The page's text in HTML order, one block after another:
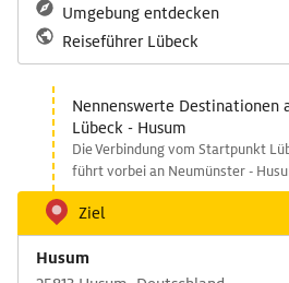
Umgebung entdecken
Reiseführer Lübeck
Nennenswerte Destinationen
Lübeck - Husum
Die Verbindung vom Startpunkt
führt vorbei an Neumünster -
Ziel
Husum